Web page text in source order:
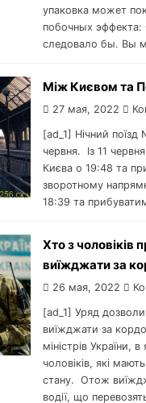
упаковка может
побочных эффекта:
следовало бы. Вы
Між Києвом та
27 мая, 2022
[ad_1] Нічний
червня. Із 11
Києва о 19:48 та
зворотному
18:39 та
Хто з чоловіків
виїжджати за
26 мая, 2022
[ad_1] Уряд
виїжджати за
міністрів України,
чоловіків, які
стану. Отож
водії, що